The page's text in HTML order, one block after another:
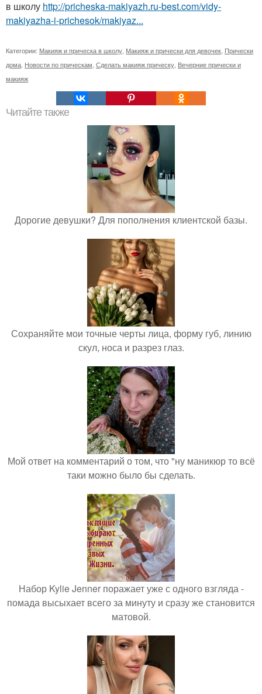
в школу http://pricheska-makiyazh.ru-best.com/vidy-
makiyazha-i-prichesok/makiyaz...
Категории: Макияж и прическа в школу Макияж и прически для девочек Прически
дома Новости по прическам Сделать макияж прическу Вечерние прически и
макияж
Читайте также
Дорогие девушки? Для пополнения клиентской базы.
Сохраняйте мои точные черты лица, форму губ, линию
скул, носа и разрез глаз.
Мой ответ на комментарий о том, что "ну маникюр то всё
таки можно было бы сделать.
Набор Kylie Jenner поражает уже с одного взгляда -
помада высыхает всего за минуту и сразу же становится
матовой.